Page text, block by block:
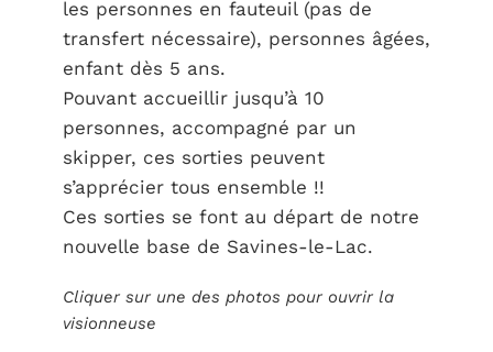
les personnes en fauteuil (pas de
transfert nécessaire), personnes âgées,
enfant dès 5 ans.
Pouvant accueillir jusqu’à 10
personnes, accompagné par un
skipper, ces sorties peuvent
s’apprécier tous ensemble !!
Ces sorties se font au départ de notre
nouvelle base de Savines-le-Lac.
Cliquer sur une des photos pour ouvrir la
visionneuse